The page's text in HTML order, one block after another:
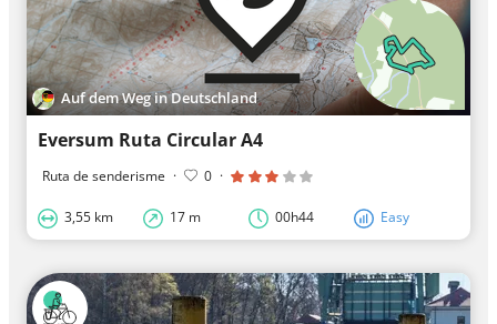
Auf dem Weg in Deutschland
Eversum Ruta Circular A4
Ruta de senderisme · 0 ·
3,55 km 17 m 00h44 Easy